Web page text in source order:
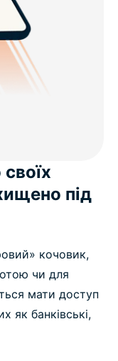
під
кочовик,
чи для
мати доступ
як банківські,